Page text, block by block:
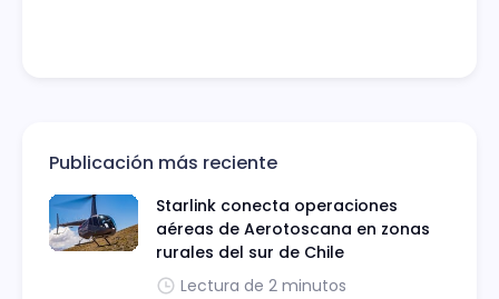
Publicación más reciente
Starlink conecta operaciones
aéreas de Aerotoscana en zonas
rurales del sur de Chile
Lectura de 2 minutos